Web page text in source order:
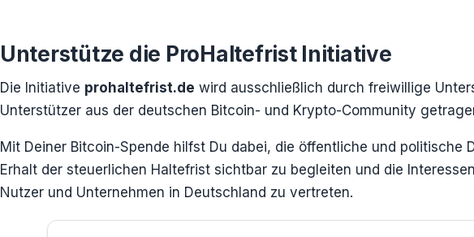
Unterstütze die ProHaltefrist Initiative
Die Initiative prohaltefrist.de wird ausschließlich durch freiwillige
Unterstützer aus der deutschen Bitcoin- und Krypto-Community
Mit Deiner Bitcoin-Spende hilfst Du dabei, die öffentliche und politische
Erhalt der steuerlichen Haltefrist sichtbar zu begleiten und die
Nutzer und Unternehmen in Deutschland zu vertreten.